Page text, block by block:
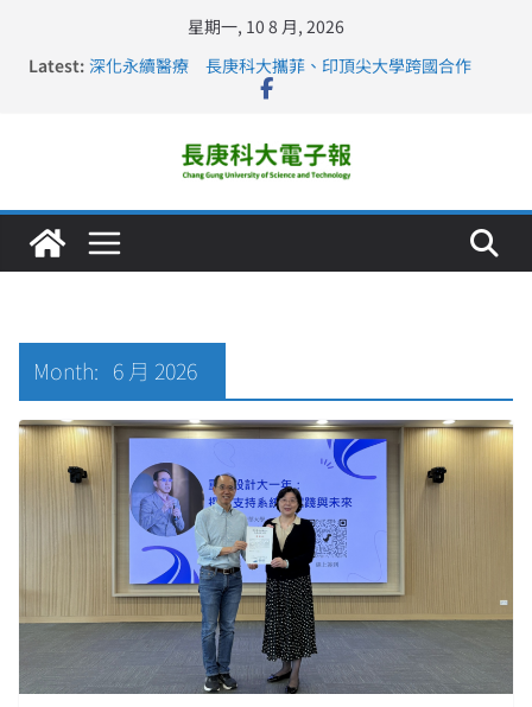
星期一, 10 8 月, 2026
Latest: 深化永續醫療 長庚科大攜菲、印頂尖大學跨國合作
長庚科大訪凱瑟醫療集團、美容學校收穫豐
仁德醫專與長庚科大締結策略聯盟 培育護理尖兵
長庚科大連四年穩居《遠見》醫學大學第5名 辦學實力再
Month: 6 月 2026